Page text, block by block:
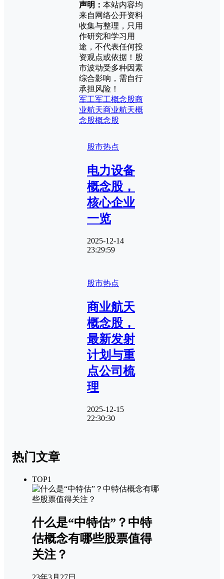
声明： 本站内容均
来自网络公开资料
收集与整理，只用
作研究和学习用
途，不代表任何投
资观点或依据！股
市波动受多种因素
综合影响，需自行
承担风险！
军工军工概念股商
业航天商业航天概
念股概念股
股市热点
电力设备
概念股，
核心企业
一览
2025-12-14
23:29:59
股市热点
商业航天
概念股，
最新发射
计划与重
点公司梳
理
2025-12-15
22:30:30
热门文章
TOP1
什么是“中特估”？中特
估概念有哪些股票值得
关注？